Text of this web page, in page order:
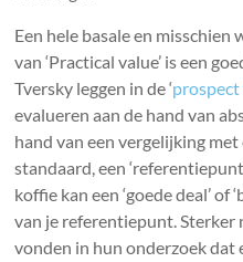
Een hele basale en
van ‘Practical value’ is een
Tversky leggen in de ‘
evalueren aan de hand van
hand van een vergelijking
standaard, een
koffie kan een ‘goede deal’ of
van je referentiepunt. Sterker
vonden in hun onderzoek dat